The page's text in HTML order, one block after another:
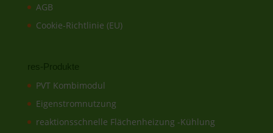
AGB
Cookie-Richtlinie (EU)
res-Produkte
PVT Kombimodul
Eigenstromnutzung
reaktionsschnelle Flächenheizung -Kühlung